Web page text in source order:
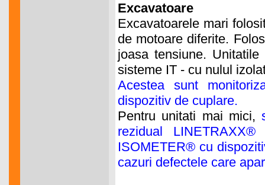
Excavatoare
Excavatoarele mari
de motoare diferite.
joasa tensiune.
sisteme IT - cu nulul
Acestea sunt
dispozitiv de cuplare.
Pentru unitati mai mici,
rezidual
ISOMETER® cu
cazuri defectele care